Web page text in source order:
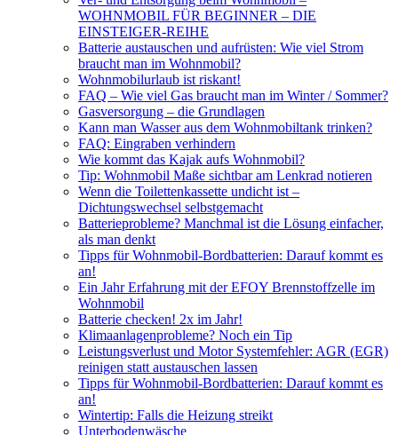
WOHNMOBIL FÜR BEGINNER – DIE
EINSTEIGER-REIHE
Batterie austauschen und aufrüsten: Wie viel Strom
braucht man im Wohnmobil?
Wohnmobilurlaub ist riskant!
FAQ – Wie viel Gas braucht man im Winter / Sommer?
Gasversorgung – die Grundlagen
Kann man Wasser aus dem Wohnmobiltank trinken?
FAQ: Eingraben verhindern
Wie kommt das Kajak aufs Wohnmobil?
Tip: Wohnmobil Maße sichtbar am Lenkrad notieren
Wenn die Toilettenkassette undicht ist –
Dichtungswechsel selbstgemacht
Batterieprobleme? Manchmal ist die Lösung einfacher,
als man denkt
Tipps für Wohnmobil-Bordbatterien: Darauf kommt es
an!
Ein Jahr Erfahrung mit der EFOY Brennstoffzelle im
Wohnmobil
Batterie checken! 2x im Jahr!
Klimaanlagenprobleme? Noch ein Tip
Leistungsverlust und Motor Systemfehler: AGR (EGR)
reinigen statt austauschen lassen
Tipps für Wohnmobil-Bordbatterien: Darauf kommt es
an!
Wintertip: Falls die Heizung streikt
Unterbodenwäsche